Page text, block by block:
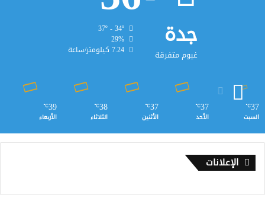
جدة
غيوم متفرقة
37º - 34º
29%
7.24 كيلومتر/ساعة
37
℃
السبت
37
℃
الأحد
37
℃
الأثنين
38
℃
الثلاثاء
39
℃
الأربعاء
الإعلانات